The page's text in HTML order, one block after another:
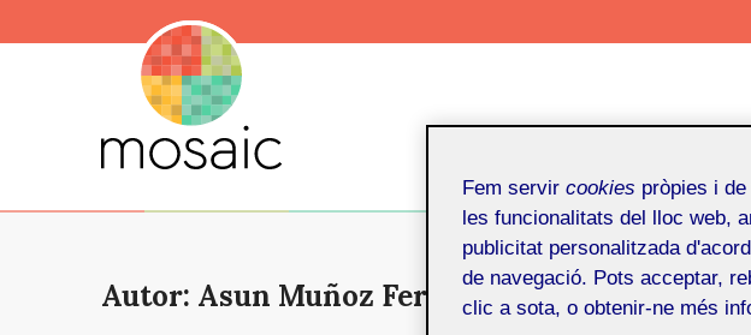
Autor: Asun Muñoz Fernandez
Fem servir cookies pròpies i
les funcionalitats del lloc web,
publicitat personalitzada
de navegació. Pots acceptar,
clic a sota, o obtenir-ne més